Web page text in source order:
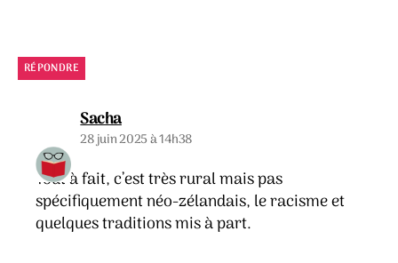
RÉPONDRE
Sachadit :
28 juin 2025 à 14h38
Tout à fait, c’est très rural mais pas
spécifiquement néo-zélandais, le racisme et
quelques traditions mis à part.